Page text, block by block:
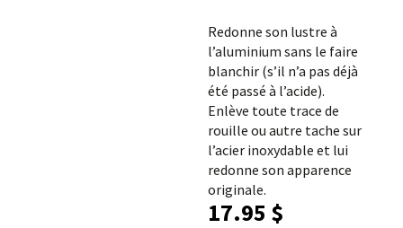
Redonne son lustre à
l’aluminium sans le faire
blanchir (s’il n’a pas déjà
été passé à l’acide).
Enlève toute trace de
rouille ou autre tache sur
l’acier inoxydable et lui
redonne son apparence
originale.
17.95 $